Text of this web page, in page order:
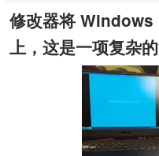
修改器将 Windows
上，这是一项复杂